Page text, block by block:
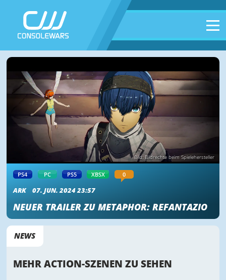
Bild: Bildrechte beim Spielehersteller
PS4 PC PS5 XBSX 0
ARK 07. JUN. 2024 23:57
NEUER TRAILER ZU METAPHOR: REFANTAZIO
NEWS
MEHR ACTION-SZENEN ZU SEHEN